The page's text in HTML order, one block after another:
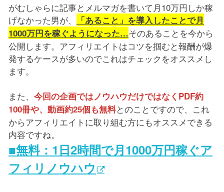
がむしゃらに記事とメルマガを書いて月10万円しか稼
げなかった男が、
「あること」を導入したことで月
1000万円を稼ぐようになった…そのあることを今から
公開します。アフィリエイトはコツを掴むと報酬が爆
発するケースが多いのでこれはチェックをオススメし
ます。
また、 今回の企画ではノウハウだけではなくPDF約
100冊や、動画約25個も無料とのことですので、これ
からアフィリエイトに取り組む方にもオススメできる
内容ですね。
■無料：1日2時間で月1000万円稼ぐア
フィリノウハウ